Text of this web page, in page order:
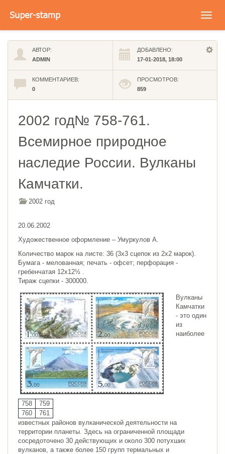
АВТОР:
ADMIN
ДОБАВЛЕНО:
17-01-2018, 18:00
КОММЕНТАРИЕВ:
0
ПРОСМОТРОВ:
859
2002 год№ 758-761.
Всемирное природное
наследие России. Вулканы
Камчатки.
2002 год
20.06.2002
Художественное оформление – Умуркулов A.
Количество марок на листе: 36 (3х3 сцепок из 2х2 марок).
Бумага - мелованная; печать - офсет; перфорация -
гребенчатая 12х12½ .
Тираж сцепки - 300000.
758
759
760
761
Вулканы
Камчатки
- это один
из
наиболее
известных районов вулканической деятельности на
территории планеты. Здесь на ограниченной площади
сосредоточено 30 действующих и около 300 потухших
вулканов, а также более 150 групп термальных и